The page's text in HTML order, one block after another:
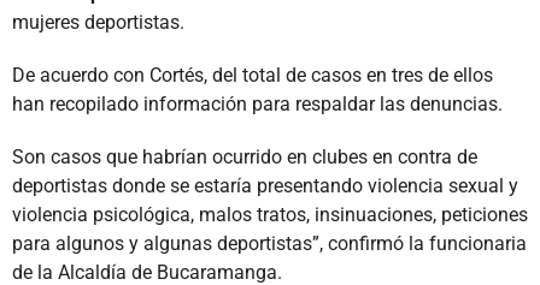
mujeres deportistas.
De acuerdo con Cortés, del total de casos en tres de ellos
han recopilado información para respaldar las denuncias.
Son casos que habrían ocurrido en clubes en contra de
deportistas donde se estaría presentando violencia sexual y
violencia psicológica, malos tratos, insinuaciones, peticiones
para algunos y algunas deportistas”, confirmó la funcionaria
de la Alcaldía de Bucaramanga.